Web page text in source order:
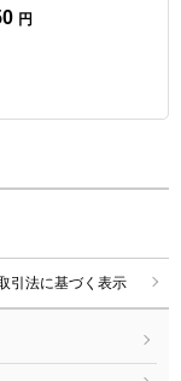
円
引法に基づく表示